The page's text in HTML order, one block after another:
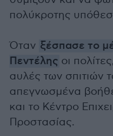
πολύκροτης
Όταν ξέσπασε το
Πεντέλης οι
αυλές των σπιτιών
απεγνωσμένα
και το Κέντρο
Προστασίας.